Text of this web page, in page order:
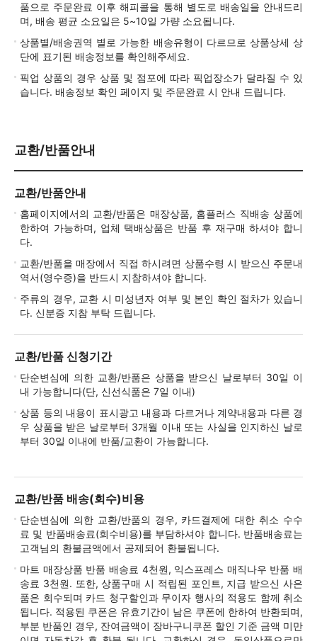
품으로 주문완료 이후 해피콜을 통해 별도로 배송일을 안내드리
며, 배송 평균 소요일은 5~10일 가량 소요됩니다.
상품별/배송권역 별로 가능한 배송유형이 다르므로 상품상세 상
단에 표기된 배송정보를 확인해주세요.
픽업 상품의 경우 상품 및 점포에 따라 픽업장소가 달라질 수 있
습니다. 배송정보 확인 페이지 및 주문완료 시 안내 드립니다.
교환/반품안내
교환/반품안내
홈페이지에서의 교환/반품은 매장상품, 홈플러스 직배송 상품에
한하여 가능하며, 업체 택배상품은 반품 후 재구매 하셔야 합니
다.
교환/반품을 매장에서 직접 하시려면 상품수령 시 받으신 주문내
역서(영수증)을 반드시 지참하셔야 합니다.
주류의 경우, 교환 시 미성년자 여부 및 본인 확인 절차가 있습니
다. 신분증 지참 부탁 드립니다.
교환/반품 신청기간
단순변심에 의한 교환/반품은 상품을 받으신 날로부터 30일 이
내 가능합니다(단, 신선식품은 7일 이내)
상품 등의 내용이 표시광고 내용과 다르거나 계약내용과 다른 경
우 상품을 받은 날로부터 3개월 이내 또는 사실을 인지하신 날로
부터 30일 이내에 반품/교환이 가능합니다.
교환/반품 배송(회수)비용
단순변심에 의한 교환/반품의 경우, 카드결제에 대한 취소 수수
료 및 반품배송료(회수비용)를 부담하셔야 합니다. 반품배송료는
고객님의 환불금액에서 공제되어 환불됩니다.
마트 매장상품 반품 배송료 4천원, 익스프레스 매직나우 반품 배
송료 3천원. 또한, 상품구매 시 적립된 포인트, 지급 받으신 사은
품은 회수되며 카드 청구할인과 무이자 행사의 적용도 함께 취소
됩니다. 적용된 쿠폰은 유효기간이 남은 쿠폰에 한하여 반환되며,
부분 반품인 경우, 잔여금액이 장바구니쿠폰 할인 기준 금액 미만